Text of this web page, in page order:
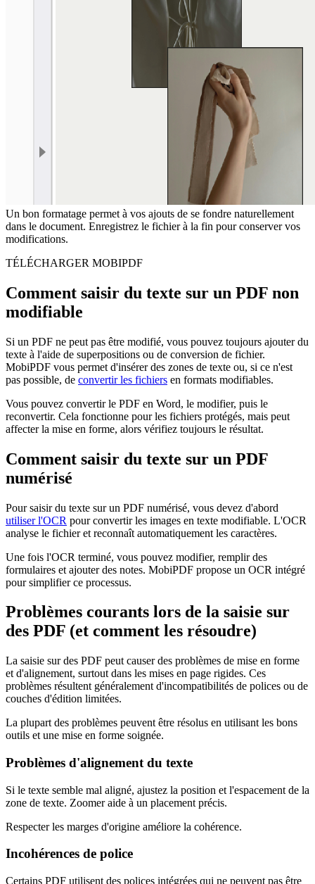
Un bon formatage permet à vos ajouts de se fondre naturellement
dans le document. Enregistrez le fichier à la fin pour conserver vos
modifications.
TÉLÉCHARGER MOBIPDF
Comment saisir du texte sur un PDF non
modifiable
Si un PDF ne peut pas être modifié, vous pouvez toujours ajouter du
texte à l'aide de superpositions ou de conversion de fichier.
MobiPDF vous permet d'insérer des zones de texte ou, si ce n'est
pas possible, de convertir les fichiers en formats modifiables.
Vous pouvez convertir le PDF en Word, le modifier, puis le
reconvertir. Cela fonctionne pour les fichiers protégés, mais peut
affecter la mise en forme, alors vérifiez toujours le résultat.
Comment saisir du texte sur un PDF
numérisé
Pour saisir du texte sur un PDF numérisé, vous devez d'abord
utiliser l'OCR pour convertir les images en texte modifiable. L'OCR
analyse le fichier et reconnaît automatiquement les caractères.
Une fois l'OCR terminé, vous pouvez modifier, remplir des
formulaires et ajouter des notes. MobiPDF propose un OCR intégré
pour simplifier ce processus.
Problèmes courants lors de la saisie sur
des PDF (et comment les résoudre)
La saisie sur des PDF peut causer des problèmes de mise en forme
et d'alignement, surtout dans les mises en page rigides. Ces
problèmes résultent généralement d'incompatibilités de polices ou de
couches d'édition limitées.
La plupart des problèmes peuvent être résolus en utilisant les bons
outils et une mise en forme soignée.
Problèmes d'alignement du texte
Si le texte semble mal aligné, ajustez la position et l'espacement de la
zone de texte. Zoomer aide à un placement précis.
Respecter les marges d'origine améliore la cohérence.
Incohérences de police
Certains PDF utilisent des polices intégrées qui ne peuvent pas être